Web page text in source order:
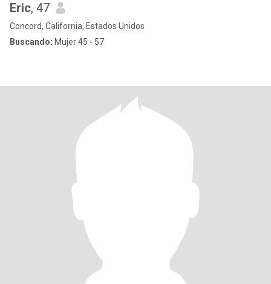
Eric, 47
Concord, California, Estados Unidos
Buscando: Mujer 45 - 57